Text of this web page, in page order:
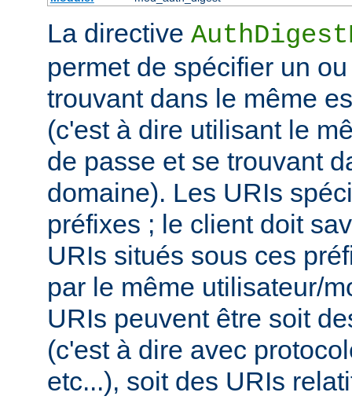
La directive
permet de spécifier un
trouvant dans le même
(c'est à dire utilisant le
de passe et se trouvant
domaine). Les URIs
préfixes ; le client doit
URIs situés sous ces
par le même utilisateur/
URIs peuvent être soit
(c'est à dire avec
etc...), soit des URIs